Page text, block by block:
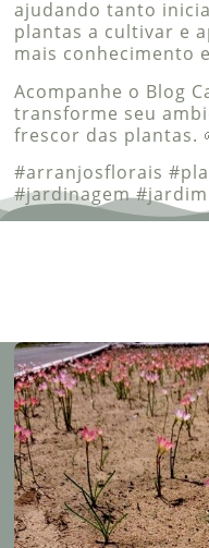
ajudando tanto
plantas a cultivar e
mais conhecimento
Acompanhe o Blog
transforme seu
frescor das plantas.
#arranjosflorais
#jardinagem